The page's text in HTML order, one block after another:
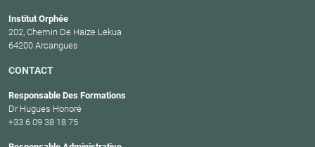
Institut Orphée
202, Chemin De Haize Lekua
64200 Arcangues
CONTACT
Responsable Des Formations
Dr Hugues Honoré
+33 6 09 38 18 75